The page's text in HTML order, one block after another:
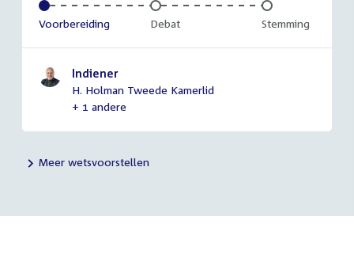
Voltooid:
Voorbereiding Onvoltooid:
Debat Onvoltooid:
Stemming
Indiener
H. Holman Tweede Kamerlid
+ 1 andere
Meer wetsvoorstellen